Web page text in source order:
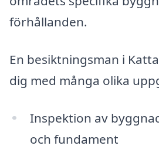
förhållanden.
En besiktningsman i
dig med många olika
Inspektion av
och fundament